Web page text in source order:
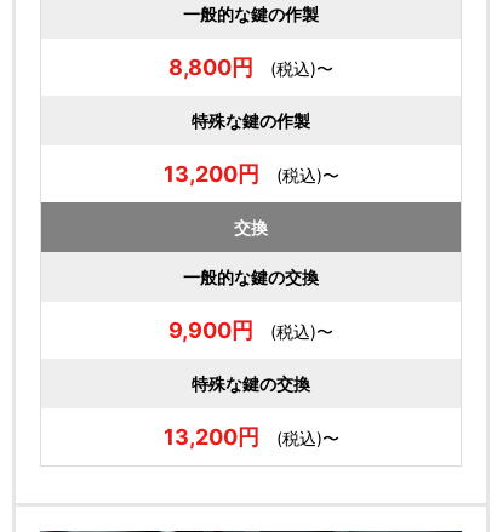
一般的な鍵の作製
8,800円 (税込)〜
特殊な鍵の作製
13,200円 (税込)〜
交換
一般的な鍵の交換
9,900円 (税込)〜
特殊な鍵の交換
13,200円 (税込)〜